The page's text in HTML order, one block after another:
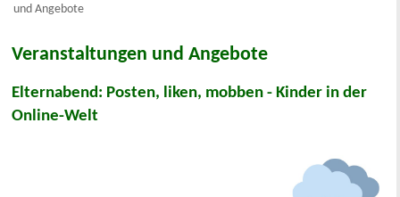
und Angebote
Veranstaltungen und Angebote
Elternabend: Posten, liken, mobben - Kinder in der
Online-Welt